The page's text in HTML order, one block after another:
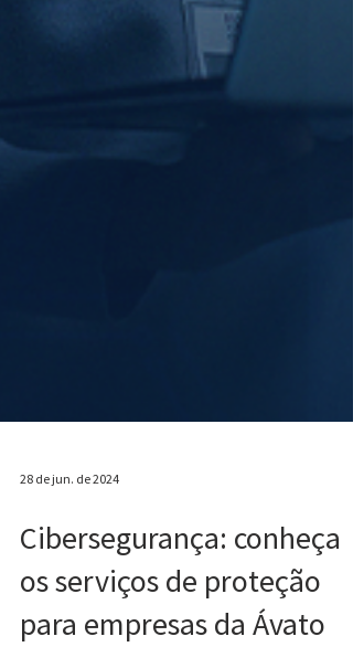
Cibersegurança: conheça
os serviços de proteção